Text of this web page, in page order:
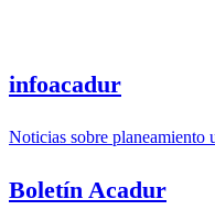
infoacadur
Noticias sobre planeamiento
Boletín Acadur